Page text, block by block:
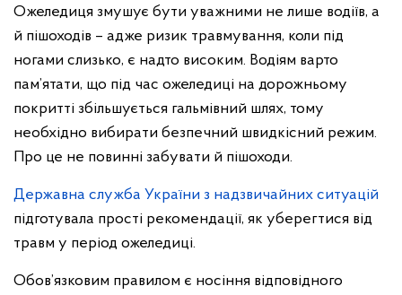
Ожеледиця змушує бути уважними не лише водіїв, а
й пішоходів – адже ризик травмування, коли під
ногами слизько, є надто високим. Водіям варто
пам’ятати, що під час ожеледиці на дорожньому
покритті збільшується гальмівний шлях, тому
необхідно вибирати безпечний швидкісний режим.
Про це не повинні забувати й пішоходи.
Державна служба України з надзвичайних ситуацій
підготувала прості рекомендації, як уберегтися від
травм у період ожеледиці.
Обов’язковим правилом є носіння відповідного